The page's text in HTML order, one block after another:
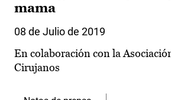
mama
08 de Julio de 2019
En colaboración con la
Cirujanos